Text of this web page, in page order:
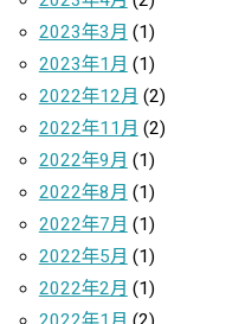
2023年3月 (1)
2023年1月 (1)
2022年12月 (2)
2022年11月 (2)
2022年9月 (1)
2022年8月 (1)
2022年7月 (1)
2022年5月 (1)
2022年2月 (1)